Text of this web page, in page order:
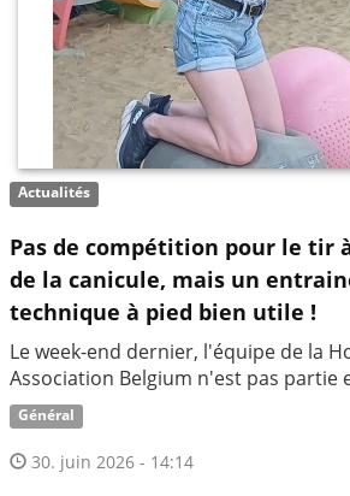
Actualités
Pas de compétition pour le tir
de la canicule, mais un
technique à pied bien utile !
Le week-end dernier, l'équipe de la
Association Belgium n'est pas partie
Général
30. juin 2026 - 14:14